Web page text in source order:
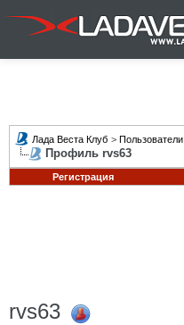
Лада Веста Клуб > Пользователи
Профиль rvs63
Регистрация
rvs63